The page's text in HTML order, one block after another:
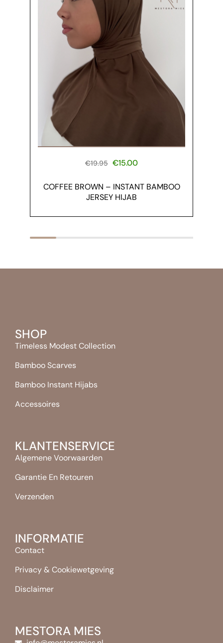
COFFEE BROWN – INSTANT BAMBOO
JERSEY HIJAB
€19.95 €15.00
SHOP
Timeless Modest Collection
Bamboo Scarves
Bamboo Instant Hijabs
Accessoires
KLANTENSERVICE
Algemene Voorwaarden
Garantie En Retouren
Verzenden
INFORMATIE
Contact
Privacy & Cookiewetgeving
Disclaimer
MESTORA MIES